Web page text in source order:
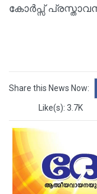
കോർപ്സ്
Share this News Now:
Like(s): 3.7K